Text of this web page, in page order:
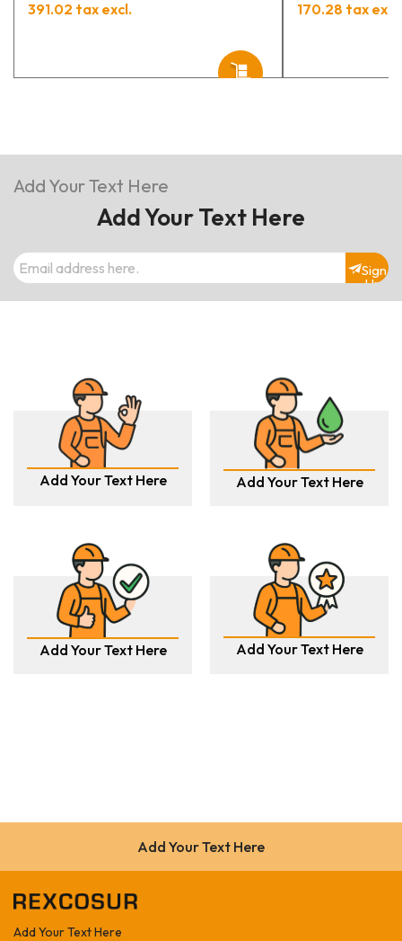
391.02 tax excl. 170.28 tax excl.
Add Your Text Here
Add Your Text Here
Sign
Up
Add Your Text Here Add Your Text Here
Add Your Text Here Add Your Text Here
Add Your Text Here
Add Your Text Here